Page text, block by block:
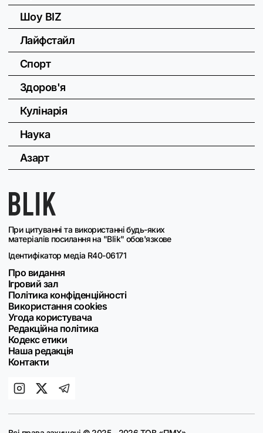
При цитуванні та використанні будь-яких
матеріалів посилання на "Blik" обов'язкове
Ідентифікатор медіа R40-06171
Про видання
Ігровий зал
Політика конфіденційності
Використання cookies
Угода користувача
Редакційна політика
Кодекс етики
Наша редакція
Контакти
Шоу BIZ
Лайфстайл
Спорт
Здоров'я
Кулінарія
Наука
Азарт